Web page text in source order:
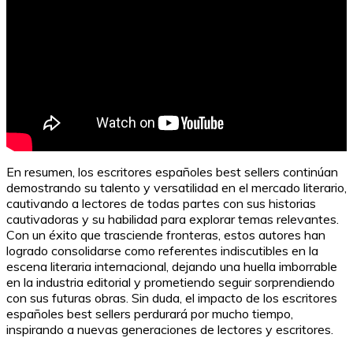
En resumen, los escritores españoles best sellers continúan
demostrando su talento y versatilidad en el mercado literario,
cautivando a lectores de todas partes con sus historias
cautivadoras y su habilidad para explorar temas relevantes.
Con un éxito que trasciende fronteras, estos autores han
logrado consolidarse como referentes indiscutibles en la
escena literaria internacional, dejando una huella imborrable
en la industria editorial y prometiendo seguir sorprendiendo
con sus futuras obras. Sin duda, el impacto de los escritores
españoles best sellers perdurará por mucho tiempo,
inspirando a nuevas generaciones de lectores y escritores.